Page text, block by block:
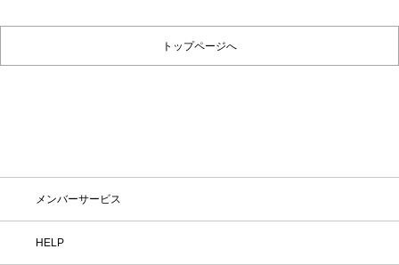
トップページへ
メンバーサービス
HELP